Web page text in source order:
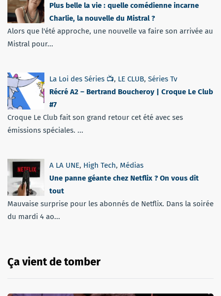
Plus belle la vie : quelle comédienne incarne
Charlie, la nouvelle du Mistral ?
Alors que l'été approche, une nouvelle va faire son arrivée au
Mistral pour...
La Loi des Séries 📺, LE CLUB, Séries Tv
Récré A2 – Bertrand Boucheroy | Croque Le Club
#7
Croque Le Club fait son grand retour cet été avec ses
émissions spéciales. ...
A LA UNE, High Tech, Médias
Une panne géante chez Netflix ? On vous dit
tout
Mauvaise surprise pour les abonnés de Netflix. Dans la soirée
du mardi 4 ao...
Ça vient de tomber